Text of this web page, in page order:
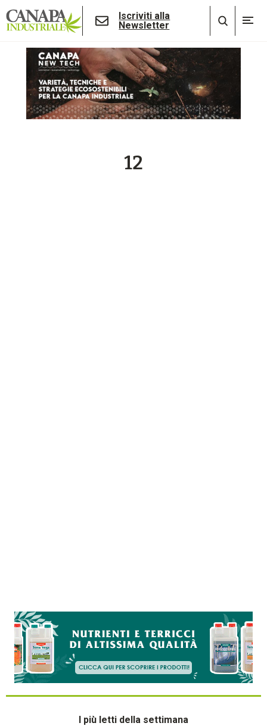
Iscriviti alla
Newsletter
12
I più letti della settimana